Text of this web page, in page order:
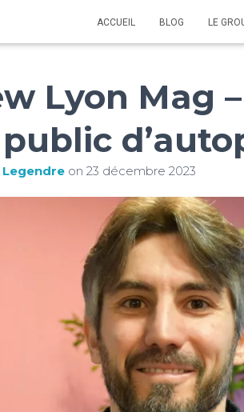
ACCUEIL BLOG LE
Lyon Mag
on 23 décembre 2023